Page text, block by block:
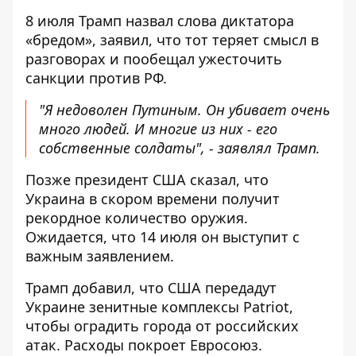
8 июля Трамп назвал слова диктатора
«бредом», заявил, что тот теряет смысл в
разговорах и пообещал ужесточить
санкции против РФ.
"Я недоволен Путиным. Он убивает очень
много людей. И многие из них - его
собственные солдаты", - заявлял Трамп.
Позже президент США сказал, что
Украина в скором времени получит
рекордное количество оружия.
Ожидается, что 14 июля он выступит с
важным заявлением.
Трамп добавил, что США передадут
Украине зенитные комплексы Patriot,
чтобы оградить города от российских
атак. Расходы покроет Евросоюз.